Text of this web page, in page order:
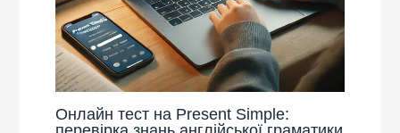
Онлайн тест на Present Simple: